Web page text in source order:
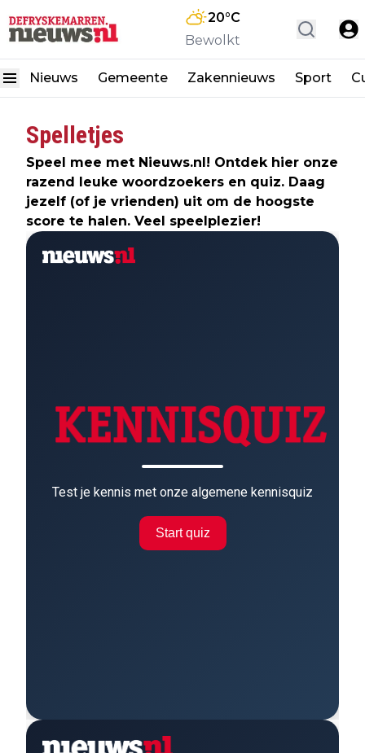
20°C
Bewolkt
Nieuws Gemeente Zakennieuws Sport
Spelletjes
Speel mee met Nieuws.nl! Ontdek hier onze
razend leuke woordzoekers en quiz. Daag
jezelf (of je vrienden) uit om de hoogste
score te halen. Veel speelplezier!